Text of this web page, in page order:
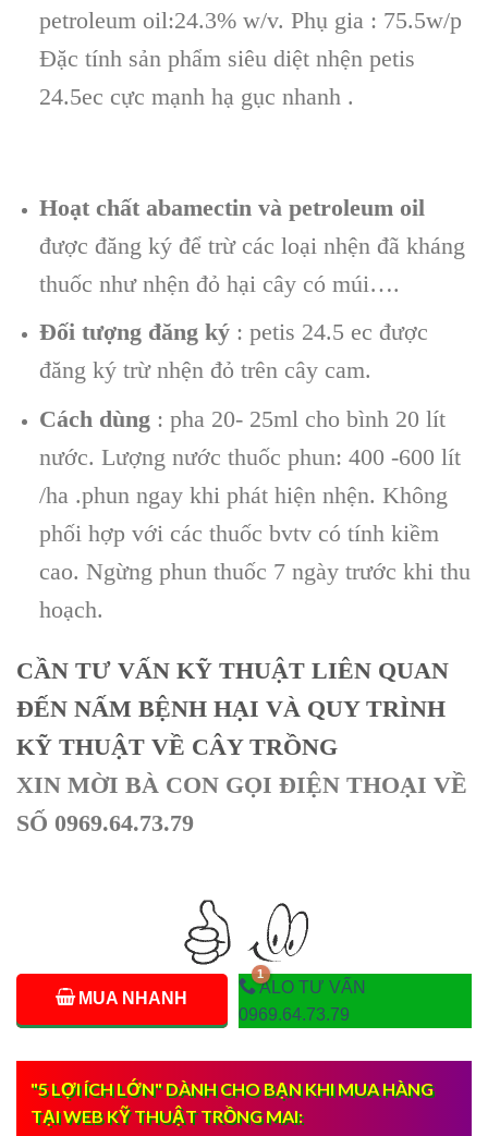
petroleum oil:24.3% w/v. Phụ gia : 75.5w/p
Đặc tính sản phẩm siêu diệt nhện petis
24.5ec cực mạnh hạ gục nhanh .
Hoạt chất abamectin và petroleum oil
được đăng ký để trừ các loại nhện đã kháng
thuốc như nhện đỏ hại cây có múi….
Đối tượng đăng ký: petis 24.5 ec được
đăng ký trừ nhện đỏ trên cây cam.
Cách dùng: pha 20- 25ml cho bình 20 lít
nước. Lượng nước thuốc phun: 400 -600 lít
/ha .phun ngay khi phát hiện nhện. Không
phối hợp với các thuốc bvtv có tính kiềm
cao. Ngừng phun thuốc 7 ngày trước khi thu
hoạch.
CẦN TƯ VẤN KỸ THUẬT LIÊN QUAN
ĐẾN NẤM BỆNH HẠI VÀ QUY TRÌNH
KỸ THUẬT VỀ CÂY TRỒNG
XIN MỜI BÀ CON GỌI ĐIỆN THOẠI VỀ
SỐ 0969.64.73.79
MUA NHANH
ALO TƯ VẤN
0969.64.73.79
"5 LỢI ÍCH LỚN" DÀNH CHO BẠN KHI MUA HÀNG
TẠI WEB KỸ THUẬT TRỒNG MAI: